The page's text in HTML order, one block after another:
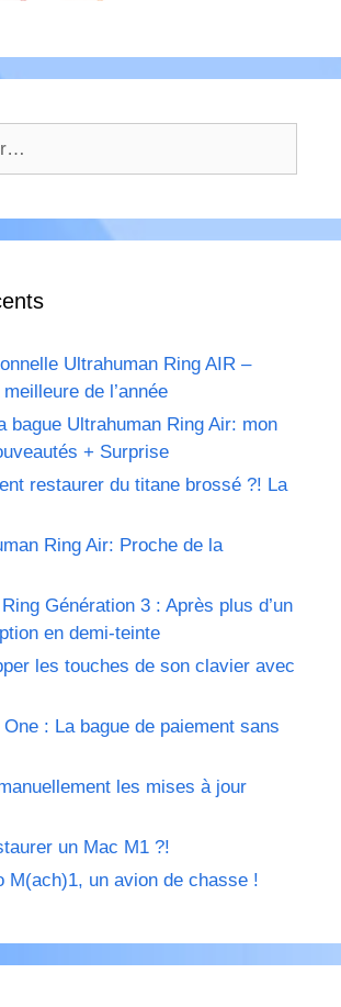
Ultrahuman Ring AIR –
de l’année
bague Ultrahuman Ring Air: mon
+ Surprise
restaurer du titane brossé ?! La
Ring Air: Proche de la
Génération 3 : Après plus d’un
en demi-teinte
les touches de son clavier avec
: La bague de paiement sans
les mises à jour
un Mac M1 ?!
M(ach)1, un avion de chasse !